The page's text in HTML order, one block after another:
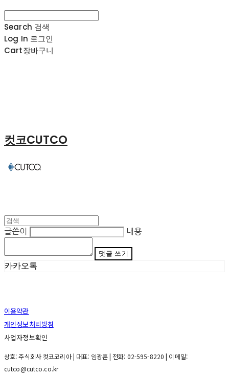
Search 검색
Log In 로그인
Cart장바구니
컷코CUTCO
글쓴이 내용
댓글 쓰기
카카오톡
이용약관
개인정보처리방침
사업자정보확인
상호: 주식회사 컷코코리아 | 대표: 임광훈 | 전화: 02-595-8220 | 이메일:
cutco@cutco.co.kr